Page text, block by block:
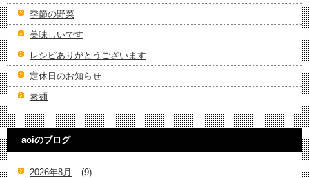
季節の野菜
美味しいです
レシピありがとうございます
定休日のお知らせ
素麺
aoiのブログ
2026年8月
(9)